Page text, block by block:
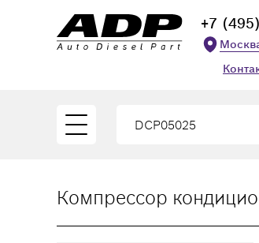
+7
Компрессор